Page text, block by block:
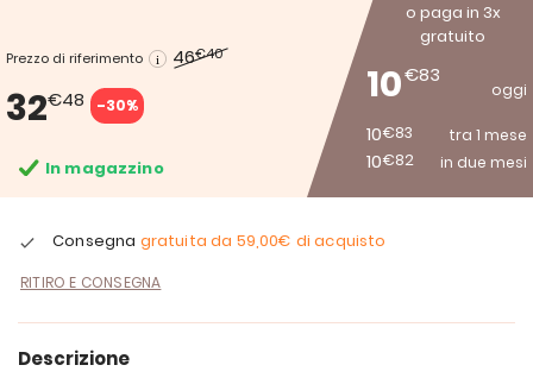
Prezzo di riferimento 46€40
32€48 -30%
o paga in 3x
gratuito
10€83
oggi
10€83 tra 1 mese
10€82 in due mesi
In magazzino
Consegna gratuita da 59,00€ di acquisto
RITIRO E CONSEGNA
Descrizione